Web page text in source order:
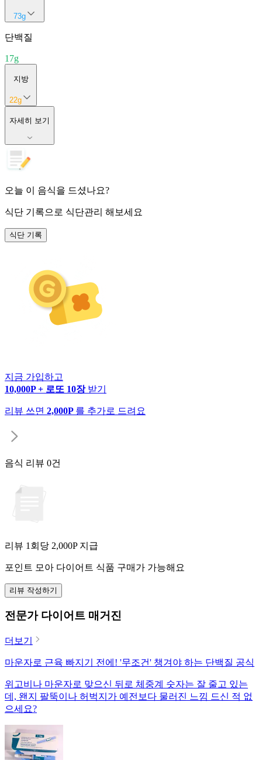
73g
단백질
17g
지방
22g
자세히 보기
오늘 이 음식을 드셨나요?
식단 기록으로 식단관리 해보세요
식단 기록
지금 가입하고
10,000P + 로또 10장 받기
리뷰 쓰면 2,000P 를 추가로 드려요
음식 리뷰 0건
리뷰 1회당 2,000P 지급
포인트 모아 다이어트 식품 구매가 가능해요
리뷰 작성하기
전문가 다이어트 매거진
더보기
마운자로 근육 빠지기 전에! '무조건' 챙겨야 하는 단백질 공식
위고비나 마운자로 맞으신 뒤로 체중계 숫자는 잘 줄고 있는
데, 왠지 팔뚝이나 허벅지가 예전보다 물러진 느낌 드신 적 없
으세요?